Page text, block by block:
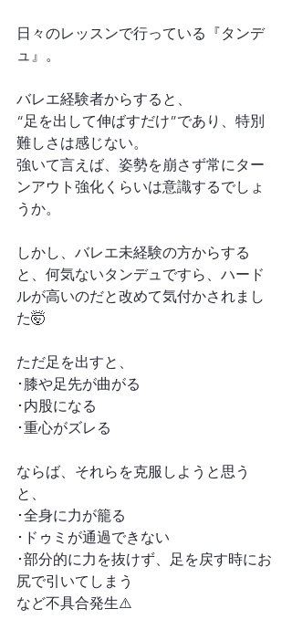
日々のレッスンで行っている『タンデ
ュ』。
バレエ経験者からすると、
“足を出して伸ばすだけ”であり、特別
難しさは感じない。
強いて言えば、姿勢を崩さず常にター
ンアウト強化くらいは意識するでしょ
うか。
しかし、バレエ未経験の方からする
と、何気ないタンデュですら、ハード
ルが高いのだと改めて気付かされまし
た🤯
ただ足を出すと、
･膝や足先が曲がる
･内股になる
･重心がズレる
ならば、それらを克服しようと思う
と、
･全身に力が籠る
･ドゥミが通過できない
･部分的に力を抜けず、足を戻す時にお
尻で引いてしまう
など不具合発生⚠️